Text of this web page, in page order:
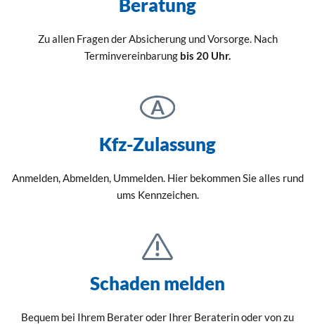
Beratung
Zu allen Fragen der Absicherung und Vorsorge. Nach
Terminvereinbarung bis 20 Uhr.
Kfz-Zulassung
Anmelden, Abmelden, Ummelden. Hier bekommen Sie alles rund
ums Kennzeichen.
Schaden melden
Bequem bei Ihrem Berater oder Ihrer Beraterin oder von zu